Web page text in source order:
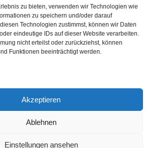
zu bieten, verwenden wir Technologien wie
zu speichern und/oder darauf
Technologien zustimmst, können wir Daten
eindeutige IDs auf dieser Website verarbeiten.
nicht erteilst oder zurückziehst, können
Funktionen beeinträchtigt werden.
Akzeptieren
Ablehnen
Einstellungen ansehen